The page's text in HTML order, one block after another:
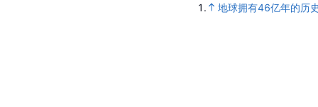
1. 地球拥有46亿年的历